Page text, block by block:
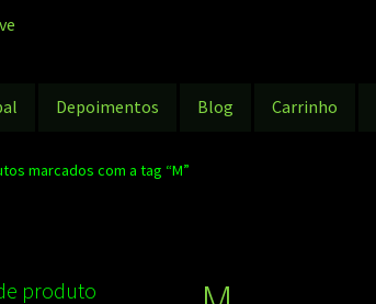
Depoimentos Blog Carrinho
marcados com a tag “M”
produto